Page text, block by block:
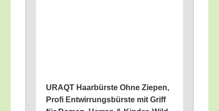
URAQT Haar­bürs­te Ohne Zie­pen,
Pro­fi Ent­wir­rungs­bürs­te mit Griff